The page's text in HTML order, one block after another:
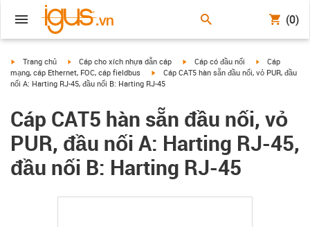
(0)
igus-icon-arrow-right
Trang chủ igus-icon-arrow-right
Cáp cho xích nhựa dẫn cáp igus-icon-arrow-right
Cáp có đầu nối igus-icon-
Cáp
mạng, cáp Ethernet, FOC, cáp fieldbus
igus-icon-arrow-right
Cáp CAT5 hàn sẵn đầu nối, vỏ PUR, đầu
nối A: Harting RJ-45, đầu nối B: Harting RJ-45
Cáp CAT5 hàn sẵn đầu nối, vỏ
PUR, đầu nối A: Harting RJ-45,
đầu nối B: Harting RJ-45